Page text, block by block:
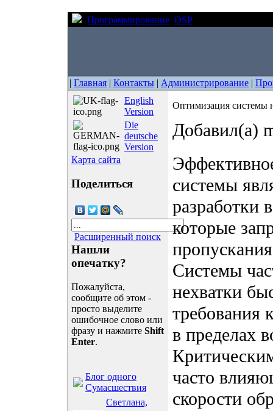
Программирование DSP
| Главная | Контакты | Администрирование |
English
Version
Die
deutsche
Version
Карта сайта
Поделиться
Расширенный поиск
Нашли
опечатку?
Пожалуйста,
сообщите об этом -
просто выделите
ошибочное слово или
фразу и нажмите Shift
Enter.
Блог одного
Сумасшествия
Светлана,
Оптимизация системы
Добавил(а)
системы
разработки
которые
Системы
нехватки
требования
в пределах
часто
скорости